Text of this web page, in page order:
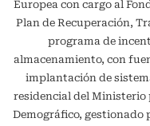
Europea con cargo al
Plan de Recuperación,
programa de
almacenamiento, con
implantación de
residencial del Ministerio
Demográfico, gestionado